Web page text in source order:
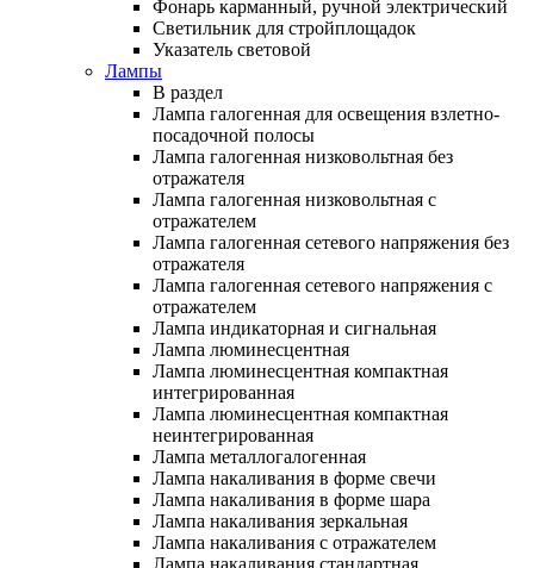
Фонарь карманный, ручной электрический
Светильник для стройплощадок
Указатель световой
Лампы
В раздел
Лампа галогенная для освещения взлетно-
посадочной полосы
Лампа галогенная низковольтная без
отражателя
Лампа галогенная низковольтная с
отражателем
Лампа галогенная сетевого напряжения без
отражателя
Лампа галогенная сетевого напряжения с
отражателем
Лампа индикаторная и сигнальная
Лампа люминесцентная
Лампа люминесцентная компактная
интегрированная
Лампа люминесцентная компактная
неинтегрированная
Лампа металлогалогенная
Лампа накаливания в форме свечи
Лампа накаливания в форме шара
Лампа накаливания зеркальная
Лампа накаливания с отражателем
Лампа накаливания стандартная